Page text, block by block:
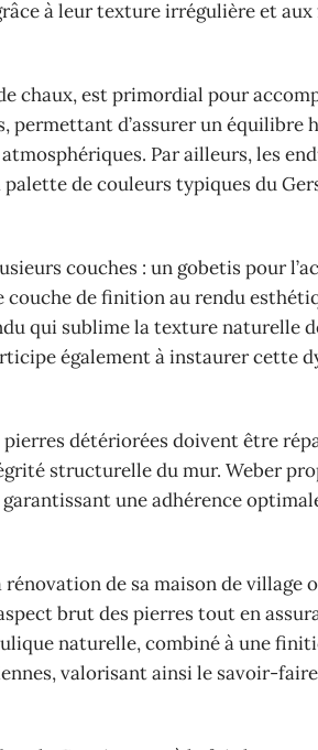
à leur texture irrégulière et
chaux, est primordial pour
permettant d’assurer un équilibre
Par ailleurs, les
de couleurs typiques du
couches : un gobetis pour
de finition au rendu
qui sublime la texture naturelle
également à instaurer cette
détériorées doivent être
structurelle du mur. Weber
une adhérence
de sa maison de village
brut des pierres tout en
naturelle, combiné à une
valorisant ainsi le savoir-